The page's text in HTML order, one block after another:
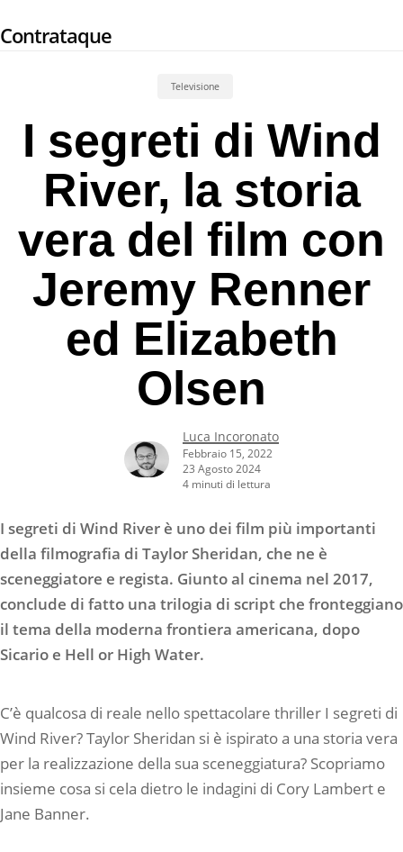
to
Contrataque
Televisione
I segreti di Wind
River, la storia
vera del film con
Jeremy Renner
ed Elizabeth
Olsen
Luca Incoronato
Febbraio 15, 2022
23 Agosto 2024
4 minuti di lettura
I segreti di Wind River è uno dei film più importanti
della filmografia di Taylor Sheridan, che ne è
sceneggiatore e regista. Giunto al cinema nel 2017,
conclude di fatto una trilogia di script che fronteggiano
il tema della moderna frontiera americana, dopo
Sicario e Hell or High Water.
C’è qualcosa di reale nello spettacolare thriller I segreti di
Wind River? Taylor Sheridan si è ispirato a una storia vera
per la realizzazione della sua sceneggiatura? Scopriamo
insieme cosa si cela dietro le indagini di Cory Lambert e
Jane Banner.